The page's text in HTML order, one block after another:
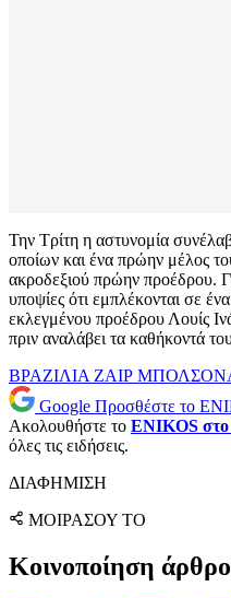
Την Τρίτη η αστυνομία
οποίων και ένα πρώην μέλος
ακροδεξιού πρώην προέδρου.
υποψίες ότι εμπλέκονται σε
εκλεγμένου προέδρου Λουίς
πριν αναλάβει τα καθήκοντά
ΒΡΑΖΙΛΙΑ ΖΑΙΡ
Google Προσθέστε το
Ακολουθήστε το ENIKOS στο
όλες τις ειδήσεις.
ΔΙΑΦΗΜΙΣΗ
ΜΟΙΡΑΣΟΥ ΤΟ
Κοινοποίηση